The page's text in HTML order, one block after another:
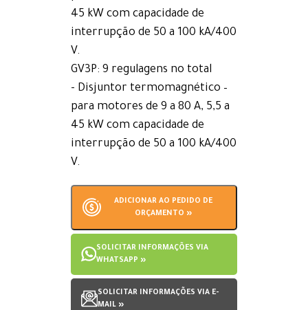
45 kW com capacidade de
interrupção de 50 a 100 kA/400
V.
GV3P: 9 regulagens no total
- Disjuntor termomagnético –
para motores de 9 a 80 A, 5,5 a
45 kW com capacidade de
interrupção de 50 a 100 kA/400
V.
ADICIONAR AO PEDIDO DE
ORÇAMENTO »
SOLICITAR INFORMAÇÕES VIA
WHATSAPP »
SOLICITAR INFORMAÇÕES VIA E-
MAIL »